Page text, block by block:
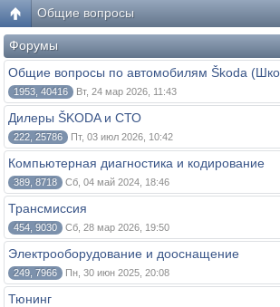
Общие вопросы
Форумы
Общие вопросы по автомобилям Škoda
1953, 40416 Вт, 24 мар 2026, 11:43
Дилеры ŠKODA и СТО
222, 25786 Пт, 03 июл 2026, 10:42
Компьютерная диагностика и кодирование
389, 8718 Сб, 04 май 2024, 18:46
Трансмиссия
454, 9030 Сб, 28 мар 2026, 19:50
Электрооборудование и дооснащение
249, 7966 Пн, 30 июн 2025, 20:08
Тюнинг